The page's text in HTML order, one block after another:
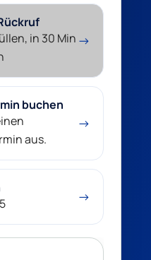
in 30 Min →
buchen
aus.
→
→